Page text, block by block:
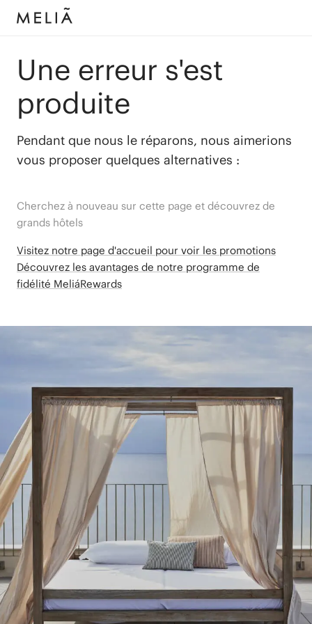
Une erreur s'est
produite
Pendant que nous le réparons, nous aimerions
vous proposer quelques alternatives :
Cherchez à nouveau sur cette page et découvrez de
grands hôtels
Visitez notre page d'accueil pour voir les promotions
Découvrez les avantages de notre programme de
fidélité MeliáRewards